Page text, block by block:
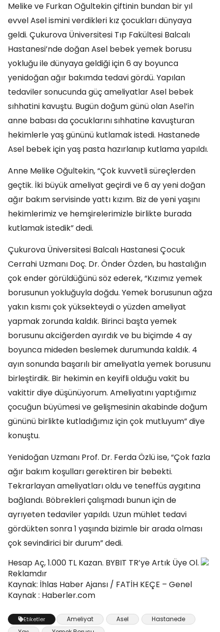
Melike ve Furkan Oğultekin çiftinin bundan bir yıl
evvel Asel ismini verdikleri kız çocukları dünyaya
geldi. Çukurova Üniversitesi Tıp Fakültesi Balcalı
Hastanesi’nde doğan Asel bebek yemek borusu
yokluğu ile dünyaya geldiği için 6 ay boyunca
yenidoğan ağır bakımda tedavi gördü. Yapılan
tedaviler sonucunda güç ameliyatlar Asel bebek
sıhhatini kavuştu. Bugün doğum günü olan Asel’in
anne babası da çocuklarını sıhhatine kavuşturan
hekimlerle yaş gününü kutlamak istedi. Hastanede
Asel bebek için yaş pasta hazırlanıp kutlama yapıldı.
Anne Melike Oğultekin, “Çok kuvvetli süreçlerden
geçtik. İki büyük ameliyat geçirdi ve 6 ay yeni doğan
ağır bakım servisinde yattı kızım. Biz de yeni yaşını
hekimlerimiz ve hemşirelerimizle birlikte burada
kutlamak istedik” dedi.
Çukurova Üniversitesi Balcalı Hastanesi Çocuk
Cerrahi Uzmanı Doç. Dr. Önder Özden, bu hastalığın
çok ender görüldüğünü söz ederek, “Kızımız yemek
borusunun yokluğuyla doğdu. Yemek borusunun ağza
yakın kısmı çok yüksekteydi o yüzden ameliyat
yapmak zorunda kaldık. Birinci başta yemek
borusunu akciğerden ayırdık ve bu biçimde 4 ay
boyunca mideden beslemek durumunda kaldık. 4
ayın sonunda başarılı bir ameliyatla yemek borusunu
birleştirdik. Bir hekimin en keyifli olduğu vakit bu
vakittir diye düşünüyorum. Ameliyatını yaptığımız
çocuğun büyümesi ve gelişmesinin akabinde doğum
gününü birlikte kutladığımız için çok mutluyum” diye
konuştu.
Yenidoğan Uzmanı Prof. Dr. Ferda Özlü ise, “Çok fazla
ağır bakım koşulları gerektiren bir bebekti.
Tekrarlayan ameliyatları oldu ve teneffüs aygıtına
bağlandı. Böbrekleri çalışmadı bunun için de
ayrıyeten tedaviler yapıldı. Uzun mühlet tedavi
gördükten sonra 1 yaşında bizimle bir arada olması
çok sevindirici bir durum” dedi.
Hesap Aç, 1.000 TL Kazan. BYBIT TR’ye Artık Üye Ol.
Reklamdır
Kaynak: İhlas Haber Ajansı / FATİH KEÇE – Genel
Kaynak : Haberler.com
Etiketler Ameliyat Asel
Hastanede